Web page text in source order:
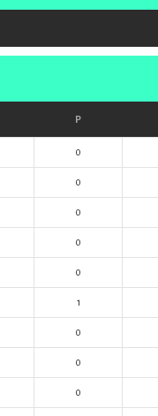
P
0
0
0
0
0
1
0
0
0